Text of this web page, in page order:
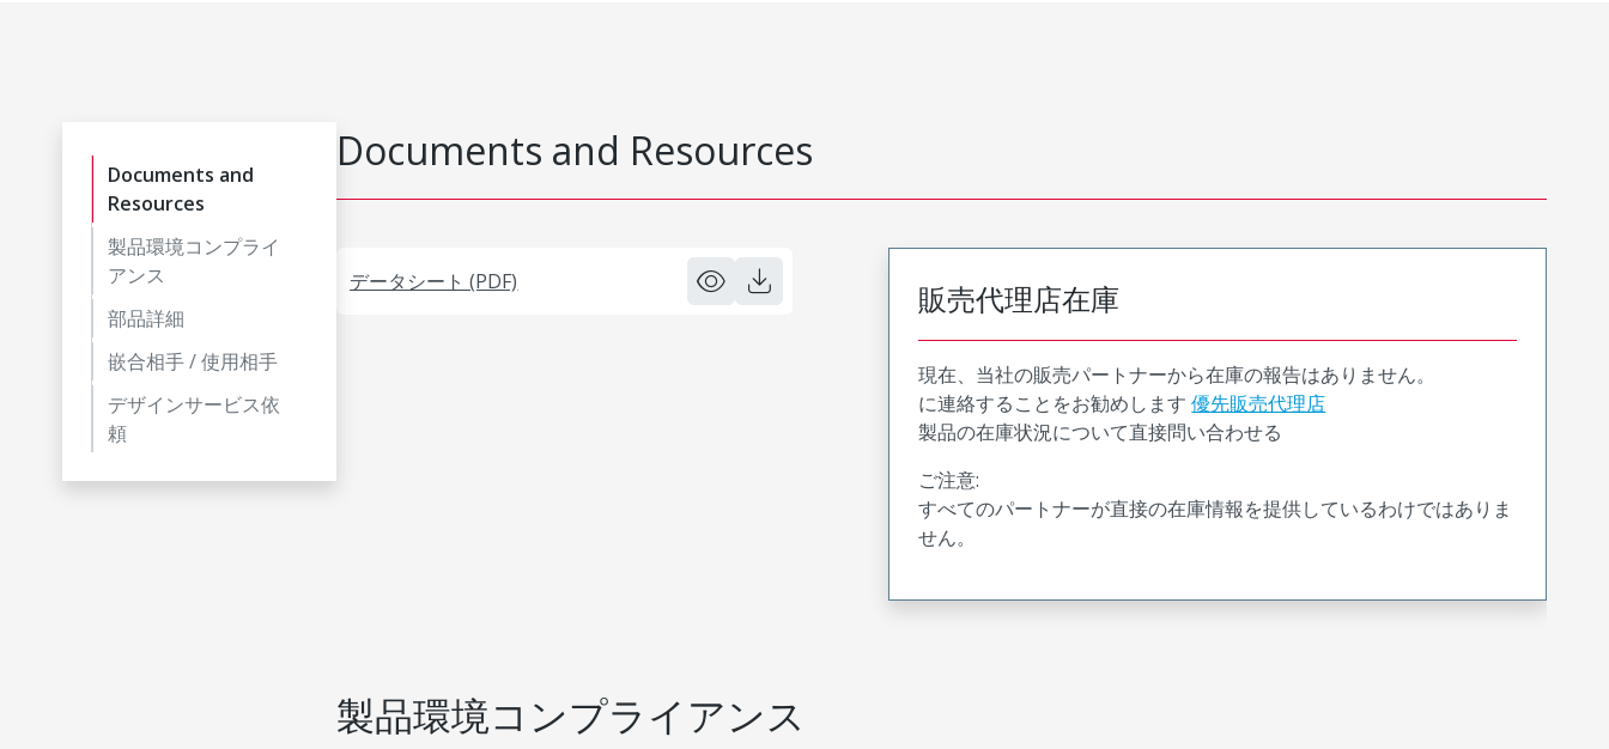
Documents and
Resources
製品環境コンプライ
アンス
部品詳細
嵌合相手 / 使用相手
デザインサービス依
頼
Documents and Resources
データシート (PDF) 販売代理店在庫
現在、当社の販売パートナーから在庫の報告はありません。
に連絡することをお勧めします 優先販売代理店
製品の在庫状況について直接問い合わせる
ご注意:
すべてのパートナーが直接の在庫情報を提供しているわけではありま
せん。
製品環境コンプライアンス